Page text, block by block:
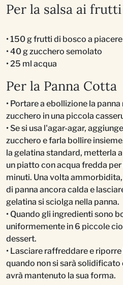
Per la salsa ai
• 150 g frutti di bosco a piacere
• 40 g zucchero semolato
• 25 ml acqua
Per la Panna Cotta
• Portare a ebollizione la
zucchero in una piccola
• Se si usa l'agar-agar,
zucchero e farla bollire
la gelatina standard, metterla
un piatto con acqua fredda
minuti. Una volta
di panna ancora calda e
gelatina si sciolga nella panna.
• Quando gli ingredienti sono
uniformemente in 6 piccole
dessert.
• Lasciare raffreddare e
quando non si sarà solidificato
avrà mantenuto la sua forma.